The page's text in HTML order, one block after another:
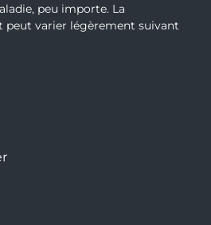
peu importe. La
peut varier légèrement suivant